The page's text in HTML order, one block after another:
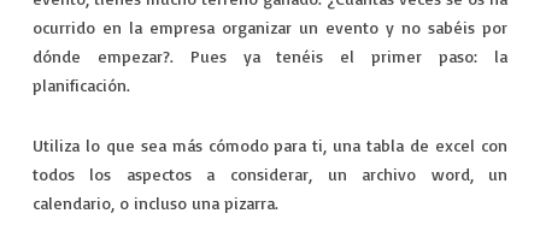
ocurrido en la empresa organizar un evento y no sabéis por
dónde empezar?. Pues ya tenéis el primer paso: la
planificación.
Utiliza lo que sea más cómodo para ti, una tabla de excel con
todos los aspectos a considerar, un archivo word, un
calendario, o incluso una pizarra.